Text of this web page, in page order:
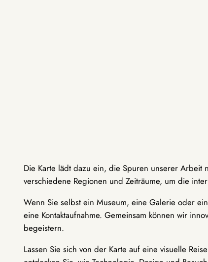
Die Karte lädt dazu ein, die Spuren unserer
verschiedene Regionen und Zeiträume, um die
Wenn Sie selbst ein Museum, eine Galerie oder
eine Kontaktaufnahme. Gemeinsam können wir
begeistern.
Lassen Sie sich von der Karte auf eine visuelle